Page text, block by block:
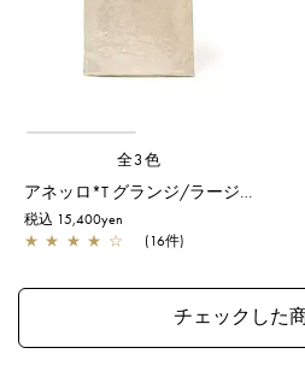
全3色
税込 15,400yen
★ ★ ★ ★ ☆ (16件)